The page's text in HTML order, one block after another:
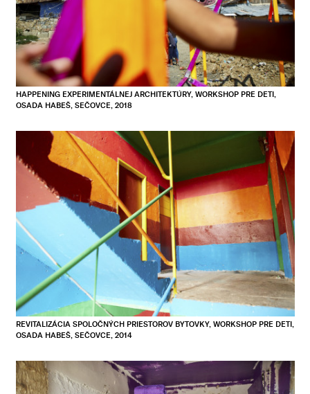
HAPPENING EXPERIMENTÁLNEJ ARCHITEKTÚRY, WORKSHOP PRE DETI,
OSADA HABEŠ, SEČOVCE, 2018
REVITALIZÁCIA SPOLOČNÝCH PRIESTOROV BYTOVKY, WORKSHOP PRE DETI,
OSADA HABEŠ, SEČOVCE, 2014